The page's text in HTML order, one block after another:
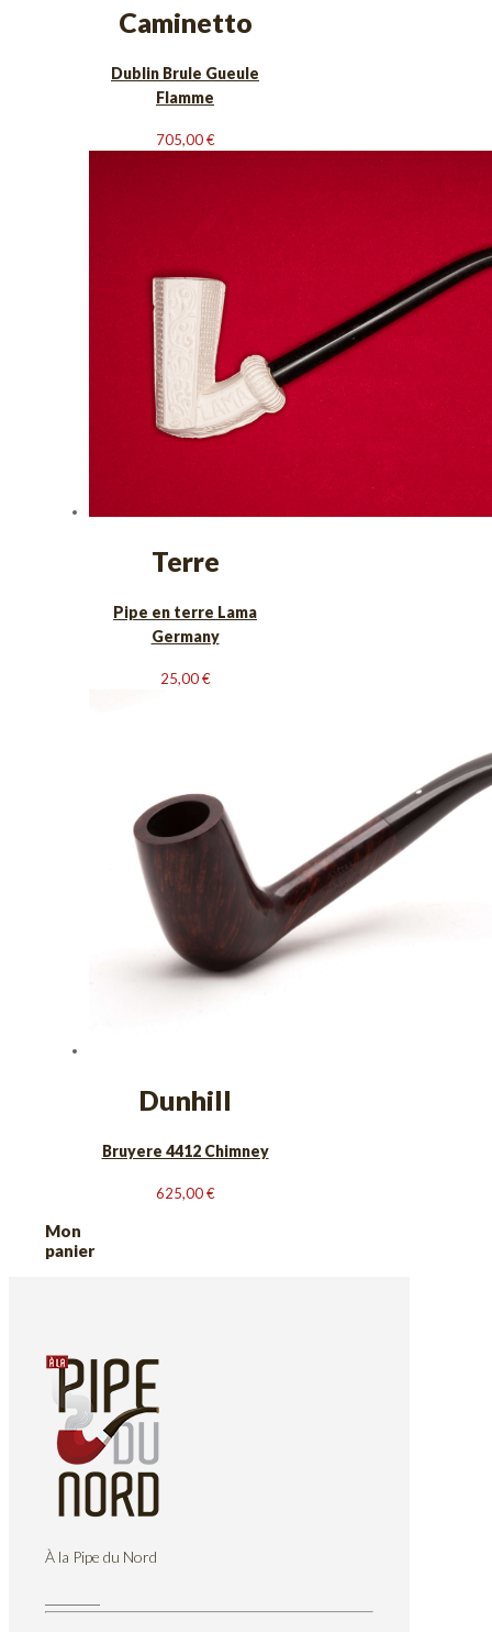
Caminetto
Dublin Brule Gueule
Flamme
705,00€
Terre
Pipe en terre Lama
Germany
25,00€
Dunhill
Bruyere 4412 Chimney
625,00€
Mon
panier
À la Pipe du Nord